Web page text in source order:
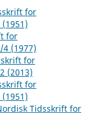
for
for
(1977)
for
(2013)
for
Tidsskrift for